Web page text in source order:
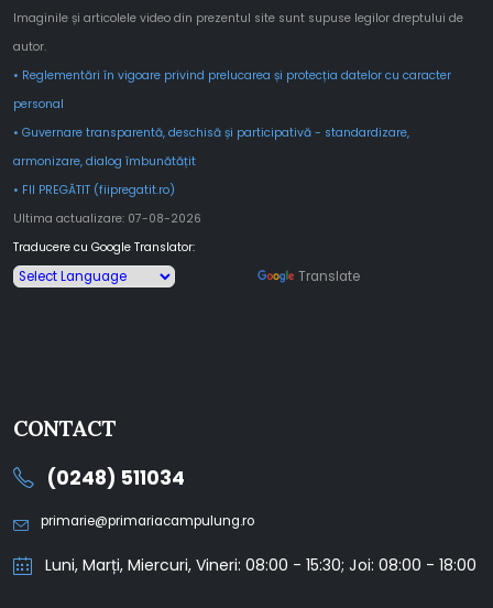
Imaginile și articolele video din prezentul site sunt supuse legilor dreptului de
autor.
• Reglementări în vigoare privind prelucarea și protecția datelor cu caracter
personal
• Guvernare transparentă, deschisă și participativă - standardizare,
armonizare, dialog îmbunătățit
• FII PREGĂTIT (fiipregatit.ro)
Ultima actualizare: 07-08-2026
Traducere cu Google Translator:
Translate
CONTACT
(0248) 511034
primarie@primariacampulung.ro
Luni, Marți, Miercuri, Vineri: 08:00 - 15:30; Joi: 08:00 - 18:00